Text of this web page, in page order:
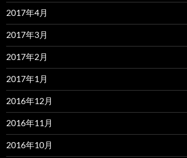
2017年4月
2017年3月
2017年2月
2017年1月
2016年12月
2016年11月
2016年10月